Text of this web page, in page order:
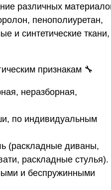
различных
пенополиуретан,
и синтетические ткани,
признакам 🔧
неразборная,
по индивидуальным
(раскладные диваны,
раскладные стулья).
и беспружинными